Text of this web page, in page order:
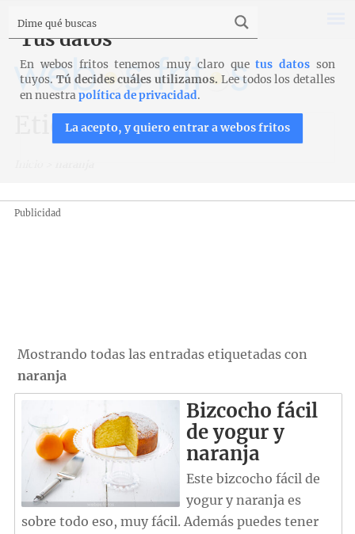
Etiqueta: naranja
Publicidad
Mostrando todas las entradas etiquetadas con
naranja
Bizcocho fácil
de yogur y
naranja
Este bizcocho fácil de
yogur y naranja es
sobre todo eso, muy fácil. Además puedes tener
Tus datos
En webos fritos tenemos muy claro quetus datos son
tuyos. Tú decides cuáles utilizamos. Lee todos los detalles
en nuestrapolítica de privacidad.
La acepto, y quiero entrar a webos fritos